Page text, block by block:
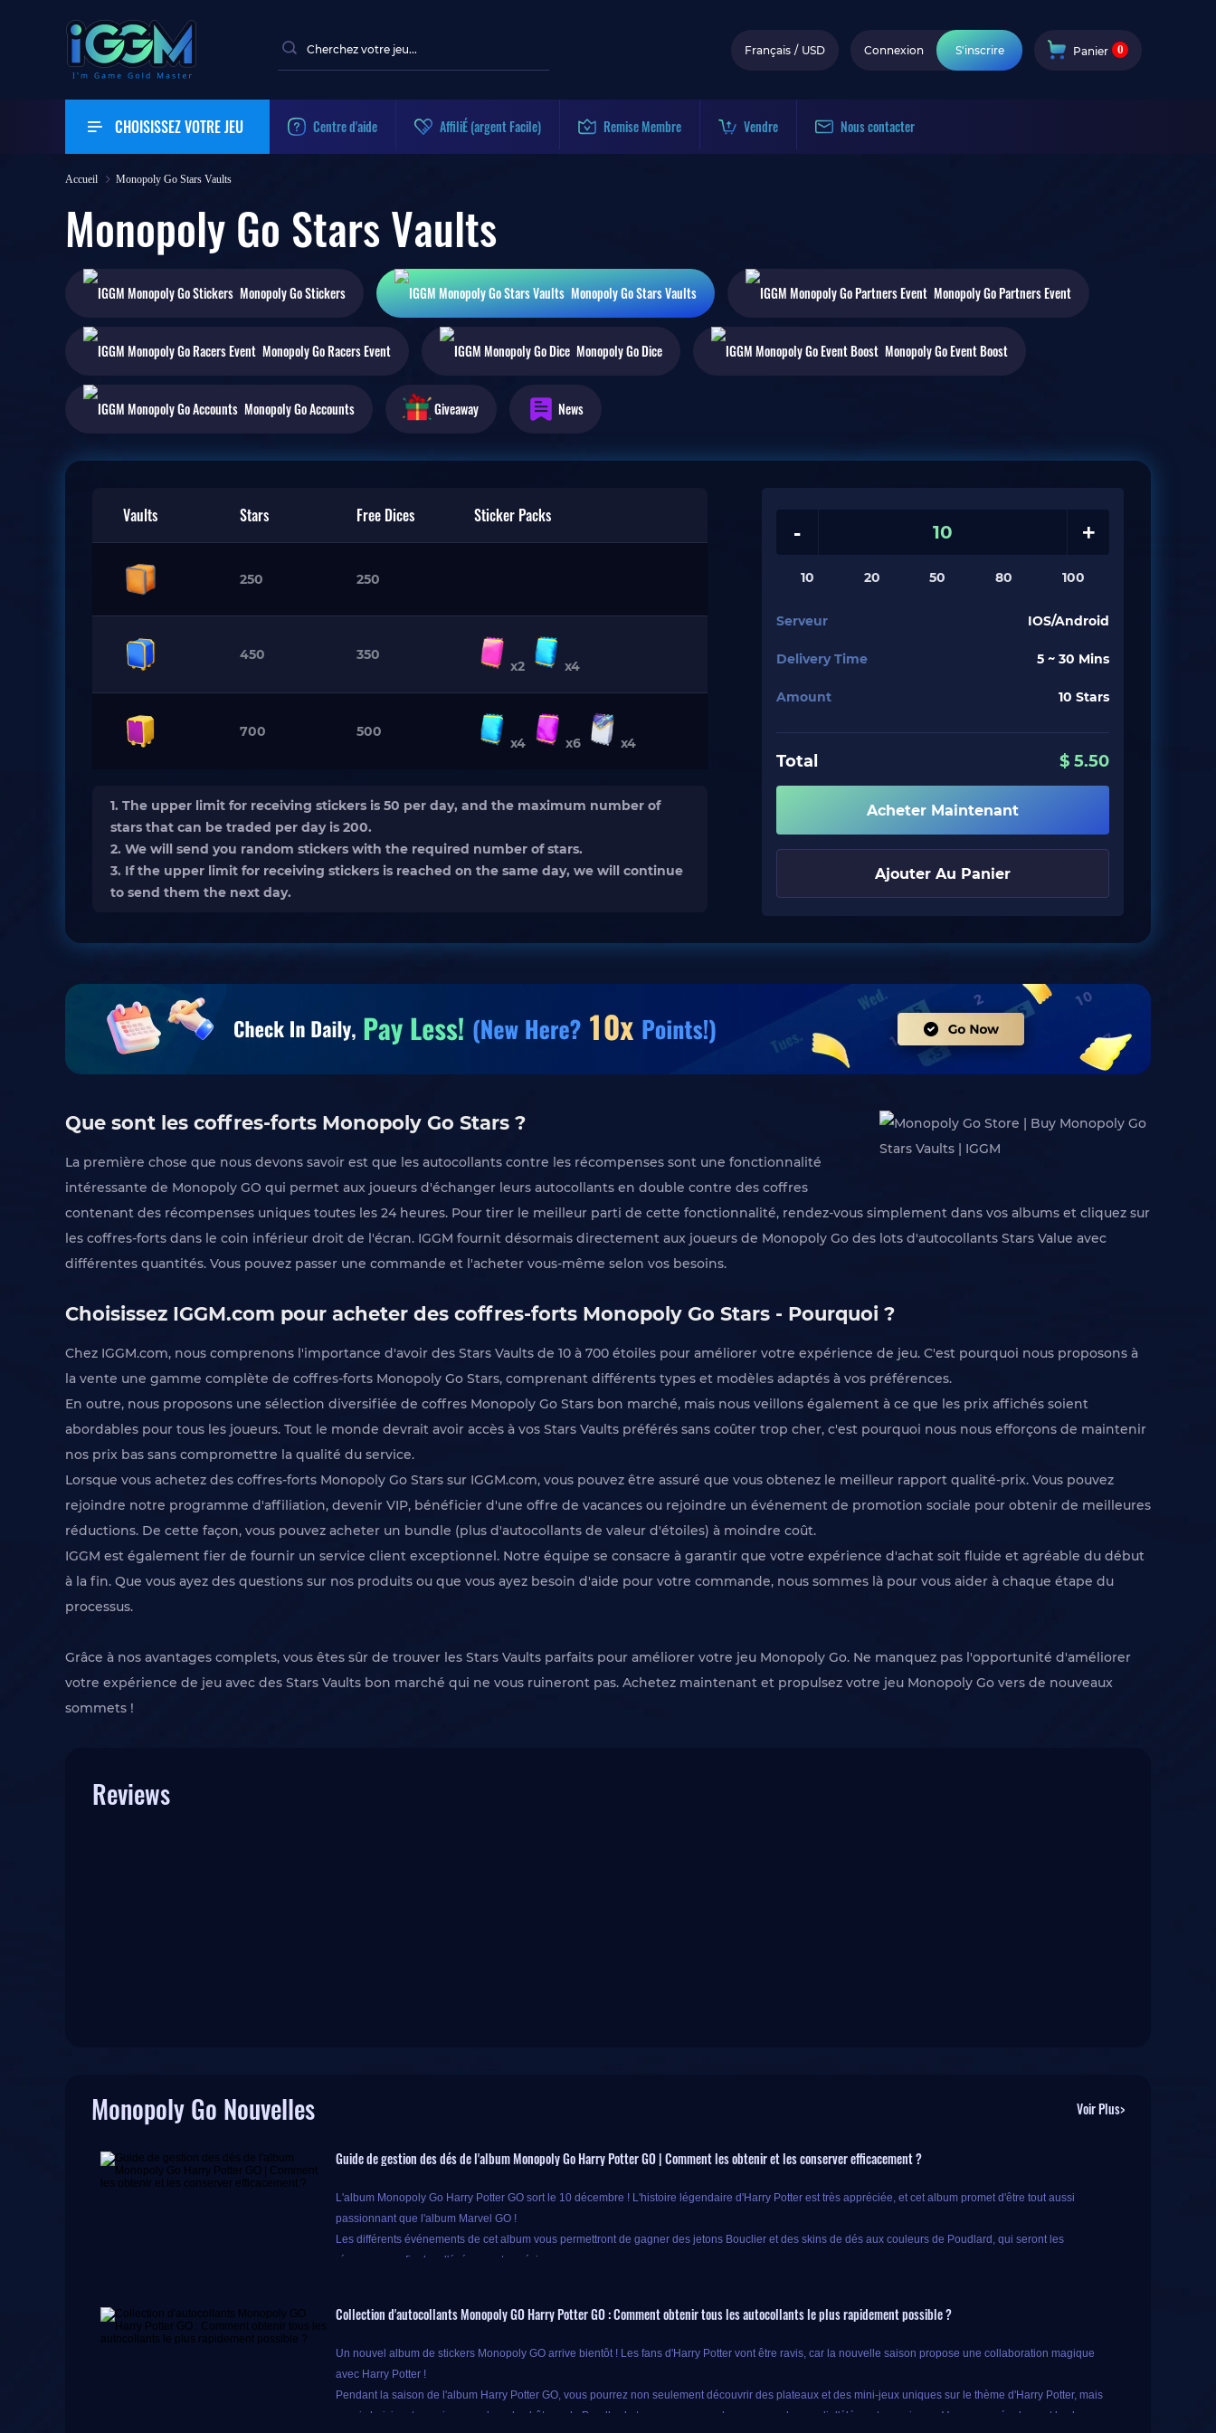
Français / USD Connexion S'inscrire Panier 0
CHOISISSEZ VOTRE JEU Centre d'aide AffiliÉ (argent Facile) Remise Membre Vendre Nous contacter
Accueil Monopoly Go Stars Vaults
Monopoly Go Stars Vaults
Monopoly GoStickers Monopoly GoStars Vaults Monopoly GoPartners Event
Monopoly GoRacers Event Monopoly GoDice Monopoly GoEvent Boost
Monopoly GoAccounts Giveaway News
Vaults Stars Free Dices Sticker Packs
250 250
450 350
x2 x4
700 500
x4 x6 x4
1. The upper limit for receiving stickers is 50 per day, and the maximum number of
stars that can be traded per day is 200.
2. We will send you random stickers with the required number of stars.
3. If the upper limit for receiving stickers is reached on the same day, we will continue
to send them the next day.
- +
10 20 50 80 100
Serveur IOS/Android
Delivery Time 5 ~ 30 Mins
Amount 10 Stars
Total $ 5.50
Acheter Maintenant
Ajouter Au Panier
Que sont les coffres-forts Monopoly Go Stars ?
La première chose que nous devons savoir est que les autocollants contre les récompenses sont une fonctionnalité
intéressante de Monopoly GO qui permet aux joueurs d'échanger leurs autocollants en double contre des coffres
contenant des récompenses uniques toutes les 24 heures. Pour tirer le meilleur parti de cette fonctionnalité, rendez-vous simplement dans vos albums et cliquez sur
les coffres-forts dans le coin inférieur droit de l'écran. IGGM fournit désormais directement aux joueurs de Monopoly Go des lots d'autocollants Stars Value avec
différentes quantités. Vous pouvez passer une commande et l'acheter vous-même selon vos besoins.
Choisissez IGGM.com pour acheter des coffres-forts Monopoly Go Stars - Pourquoi ?
Chez IGGM.com, nous comprenons l'importance d'avoir des Stars Vaults de 10 à 700 étoiles pour améliorer votre expérience de jeu. C'est pourquoi nous proposons à
la vente une gamme complète de coffres-forts Monopoly Go Stars, comprenant différents types et modèles adaptés à vos préférences.
En outre, nous proposons une sélection diversifiée de coffres Monopoly Go Stars bon marché, mais nous veillons également à ce que les prix affichés soient
abordables pour tous les joueurs. Tout le monde devrait avoir accès à vos Stars Vaults préférés sans coûter trop cher, c'est pourquoi nous nous efforçons de maintenir
nos prix bas sans compromettre la qualité du service.
Lorsque vous achetez des coffres-forts Monopoly Go Stars sur IGGM.com, vous pouvez être assuré que vous obtenez le meilleur rapport qualité-prix. Vous pouvez
rejoindre notre programme d'affiliation, devenir VIP, bénéficier d'une offre de vacances ou rejoindre un événement de promotion sociale pour obtenir de meilleures
réductions. De cette façon, vous pouvez acheter un bundle (plus d'autocollants de valeur d'étoiles) à moindre coût.
IGGM est également fier de fournir un service client exceptionnel. Notre équipe se consacre à garantir que votre expérience d'achat soit fluide et agréable du début
à la fin. Que vous ayez des questions sur nos produits ou que vous ayez besoin d'aide pour votre commande, nous sommes là pour vous aider à chaque étape du
processus.
Grâce à nos avantages complets, vous êtes sûr de trouver les Stars Vaults parfaits pour améliorer votre jeu Monopoly Go. Ne manquez pas l'opportunité d'améliorer
votre expérience de jeu avec des Stars Vaults bon marché qui ne vous ruineront pas. Achetez maintenant et propulsez votre jeu Monopoly Go vers de nouveaux
sommets !
Reviews
Monopoly Go Nouvelles Voir Plus>
Guide de gestion des dés de l'album Monopoly Go Harry Potter GO | Comment les obtenir et les conserver efficacement ?
L'album Monopoly Go Harry Potter GO sort le 10 décembre ! L'histoire légendaire d'Harry Potter est très appréciée, et cet album promet d'être tout aussi
passionnant que l'album Marvel GO !
Les différents événements de cet album vous permettront de gagner des jetons Bouclier et des skins de dés aux couleurs de Poudlard, qui seront les
récompenses finales d'événements spéciaux.
?
Collection d'autocollants Monopoly GO Harry Potter GO : Comment obtenir tous les autocollants le plus rapidement possible ?
Un nouvel album de stickers Monopoly GO arrive bientôt ! ​​Les fans d'Harry Potter vont être ravis, car la nouvelle saison propose une collaboration magique
avec Harry Potter !
Pendant la saison de l'album Harry Potter GO, vous pourrez non seulement découvrir des plateaux et des mini-jeux uniques sur le thème d'Harry Potter, mais
aussi choisir votre maison, explorer le château de Poudlard et vous promener dans un monde rempli d'éléments magiques. Vous aurez également la chance